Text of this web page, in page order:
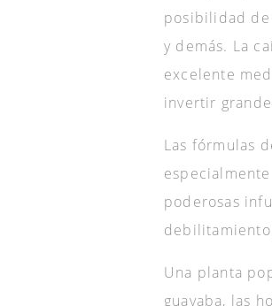
posibilidad de
y demás. La
excelente
invertir
Las fórmulas
poderosas
Una planta
guayaba, las